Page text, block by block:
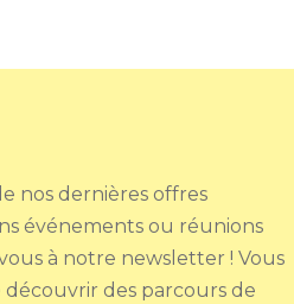
nos dernières offres
événements ou réunions
à notre newsletter ! Vous
découvrir des parcours de